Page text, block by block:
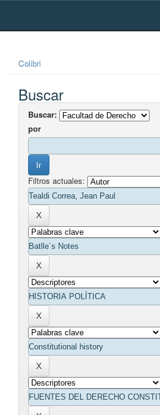
Skip
Colibri
Buscar
Buscar:
por
Filtros actuales: